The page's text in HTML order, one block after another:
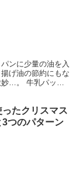
ンに少量の油を入
げ油の節約にもな
…。 牛乳パック
たクリスマス
つのパターン